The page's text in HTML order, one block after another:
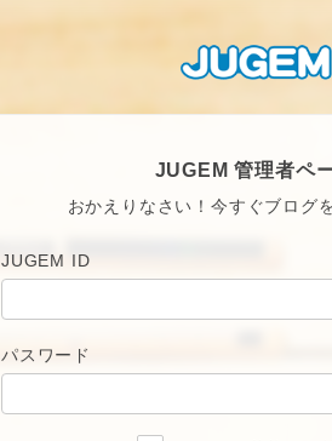
JUGEM 管理者ペ
おかえりなさい！今すぐブログ
JUGEM ID
パスワード